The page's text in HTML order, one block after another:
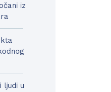
iz
ljudi u